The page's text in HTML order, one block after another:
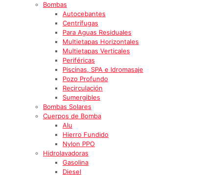
Bombas
Autocebantes
Centrífugas
Para Aguas Residuales
Multietapas Horizontales
Multietapas Verticales
Periféricas
Piscinas, SPA e Idromasaje
Pozo Profundo
Recirculación
Sumergibles
Bombas Solares
Cuerpos de Bomba
Alu
Hierro Fundido
Nylon PPO
Hidrolavadoras
Gasolina
Diesel